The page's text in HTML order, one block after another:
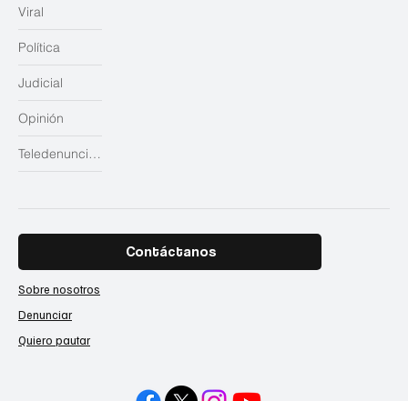
Judicial
Opinión
Teledenuncias
Viral
Política
Contáctanos
Sobre nosotros
Denunciar
Quiero pautar